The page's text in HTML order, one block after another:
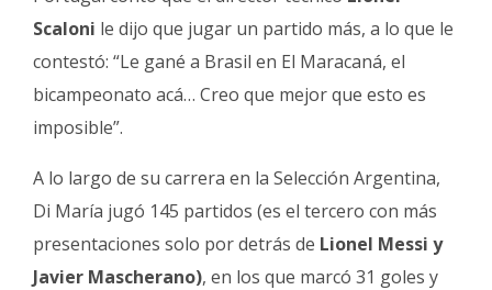
Scaloni le dijo que jugar un partido más, a lo que le
contestó: “Le gané a Brasil en El Maracaná, el
bicampeonato acá… Creo que mejor que esto es
imposible”.
A lo largo de su carrera en la Selección Argentina,
Di María jugó 145 partidos (es el tercero con más
presentaciones solo por detrás de Lionel Messi y
Javier Mascherano), en los que marcó 31 goles y